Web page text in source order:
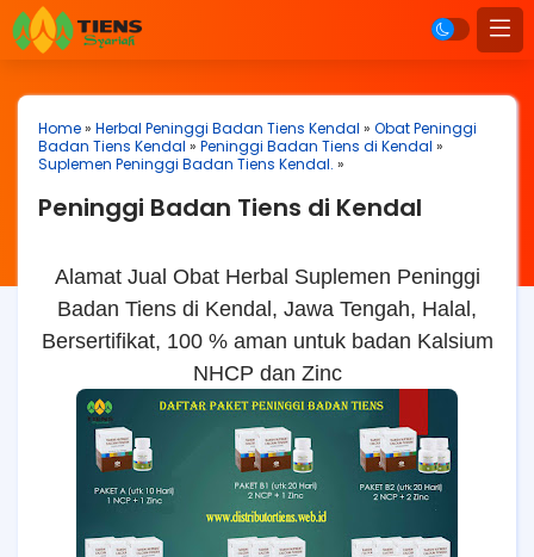
Home» Herbal Peninggi Badan Tiens Kendal » Obat Peninggi
Badan Tiens Kendal » Peninggi Badan Tiens di Kendal »
Suplemen Peninggi Badan Tiens Kendal. »
Peninggi Badan Tiens di Kendal
Alamat Jual Obat Herbal Suplemen Peninggi
Badan Tiens di Kendal, Jawa Tengah, Halal,
Bersertifikat, 100 % aman untuk badan Kalsium
NHCP dan Zinc